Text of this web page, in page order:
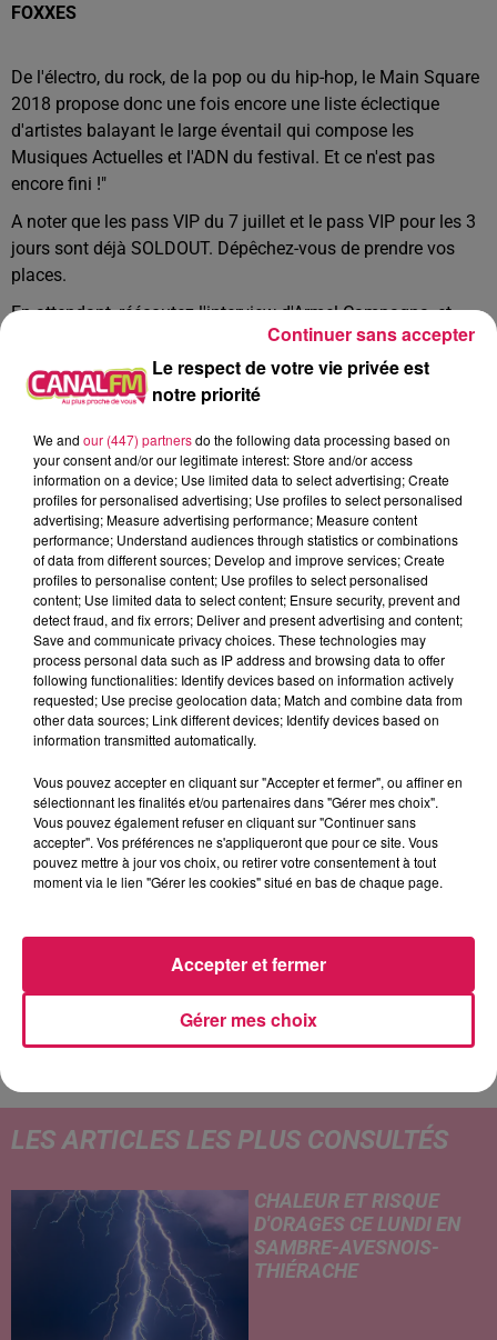
FOXXES
De l'électro, du rock, de la pop ou du hip-hop, le Main Square
2018 propose donc une fois encore une liste éclectique
d'artistes balayant le large éventail qui compose les
Musiques Actuelles et l'ADN du festival. Et ce n'est pas
encore fini !"
A noter que les pass VIP du 7 juillet et le pass VIP pour les 3
jours sont déjà SOLDOUT. Dépêchez-vous de prendre vos
places.
En attendant, réécoutez l'interview d'Armel Campagna, et
revivez l'ambiance 2017 avec l'after movie.
À L'ANTENNE
8h00 - 12h00
EVA CHEZ VOUS
10h53
10h53
RIVIERA
10h49
10h49
LES ARTICLES LES PLUS CONSULTÉS
CHALEUR ET RISQUE
D'ORAGES CE LUNDI EN
SAMBRE-AVESNOIS-
THIÉRACHE
Le respect de votre vie privée est
notre priorité
We and our (447) partnersdo the following data processing based on
your consent and/or our legitimate interest: Store and/or access
information on a device; Use limited data to select advertising; Create
profiles for personalised advertising; Use profiles to select personalised
advertising; Measure advertising performance; Measure content
performance; Understand audiences through statistics or combinations
of data from different sources; Develop and improve services; Create
profiles to personalise content; Use profiles to select personalised
content; Use limited data to select content; Ensure security, prevent and
detect fraud, and fix errors; Deliver and present advertising and content;
Save and communicate privacy choices. These technologies may
process personal data such as IP address and browsing data to offer
following functionalities: Identify devices based on information actively
requested; Use precise geolocation data; Match and combine data from
other data sources; Link different devices; Identify devices based on
information transmitted automatically.
Vous pouvez accepter en cliquant sur "Accepter et fermer", ou affiner en
sélectionnant les finalités et/ou partenaires dans "Gérer mes choix".
Vous pouvez également refuser en cliquant sur "Continuer sans
accepter". Vos préférences ne s'appliqueront que pour ce site. Vous
pouvez mettre à jour vos choix, ou retirer votre consentement à tout
moment via le lien "Gérer les cookies" situé en bas de chaque page.
Gérer mes choix
Accepter et fermer
Continuer sans accepter